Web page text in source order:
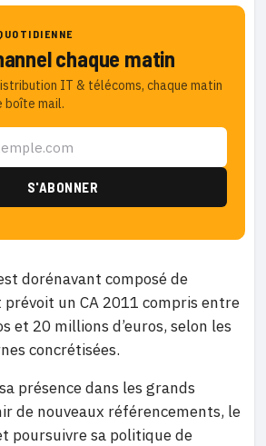
chaque matin
IT & télécoms, chaque matin
boîte mail.
dorénavant composé de
un CA 2011 compris entre
et 20 millions d’euros, selon les
concrétisées.
présence dans les grands
de nouveaux référencements, le
poursuivre sa politique de